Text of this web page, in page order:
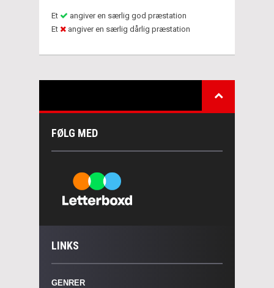
Et
angiver en særlig god præstation
Et
angiver en særlig dårlig præstation
FØLG MED
LINKS
GENRER